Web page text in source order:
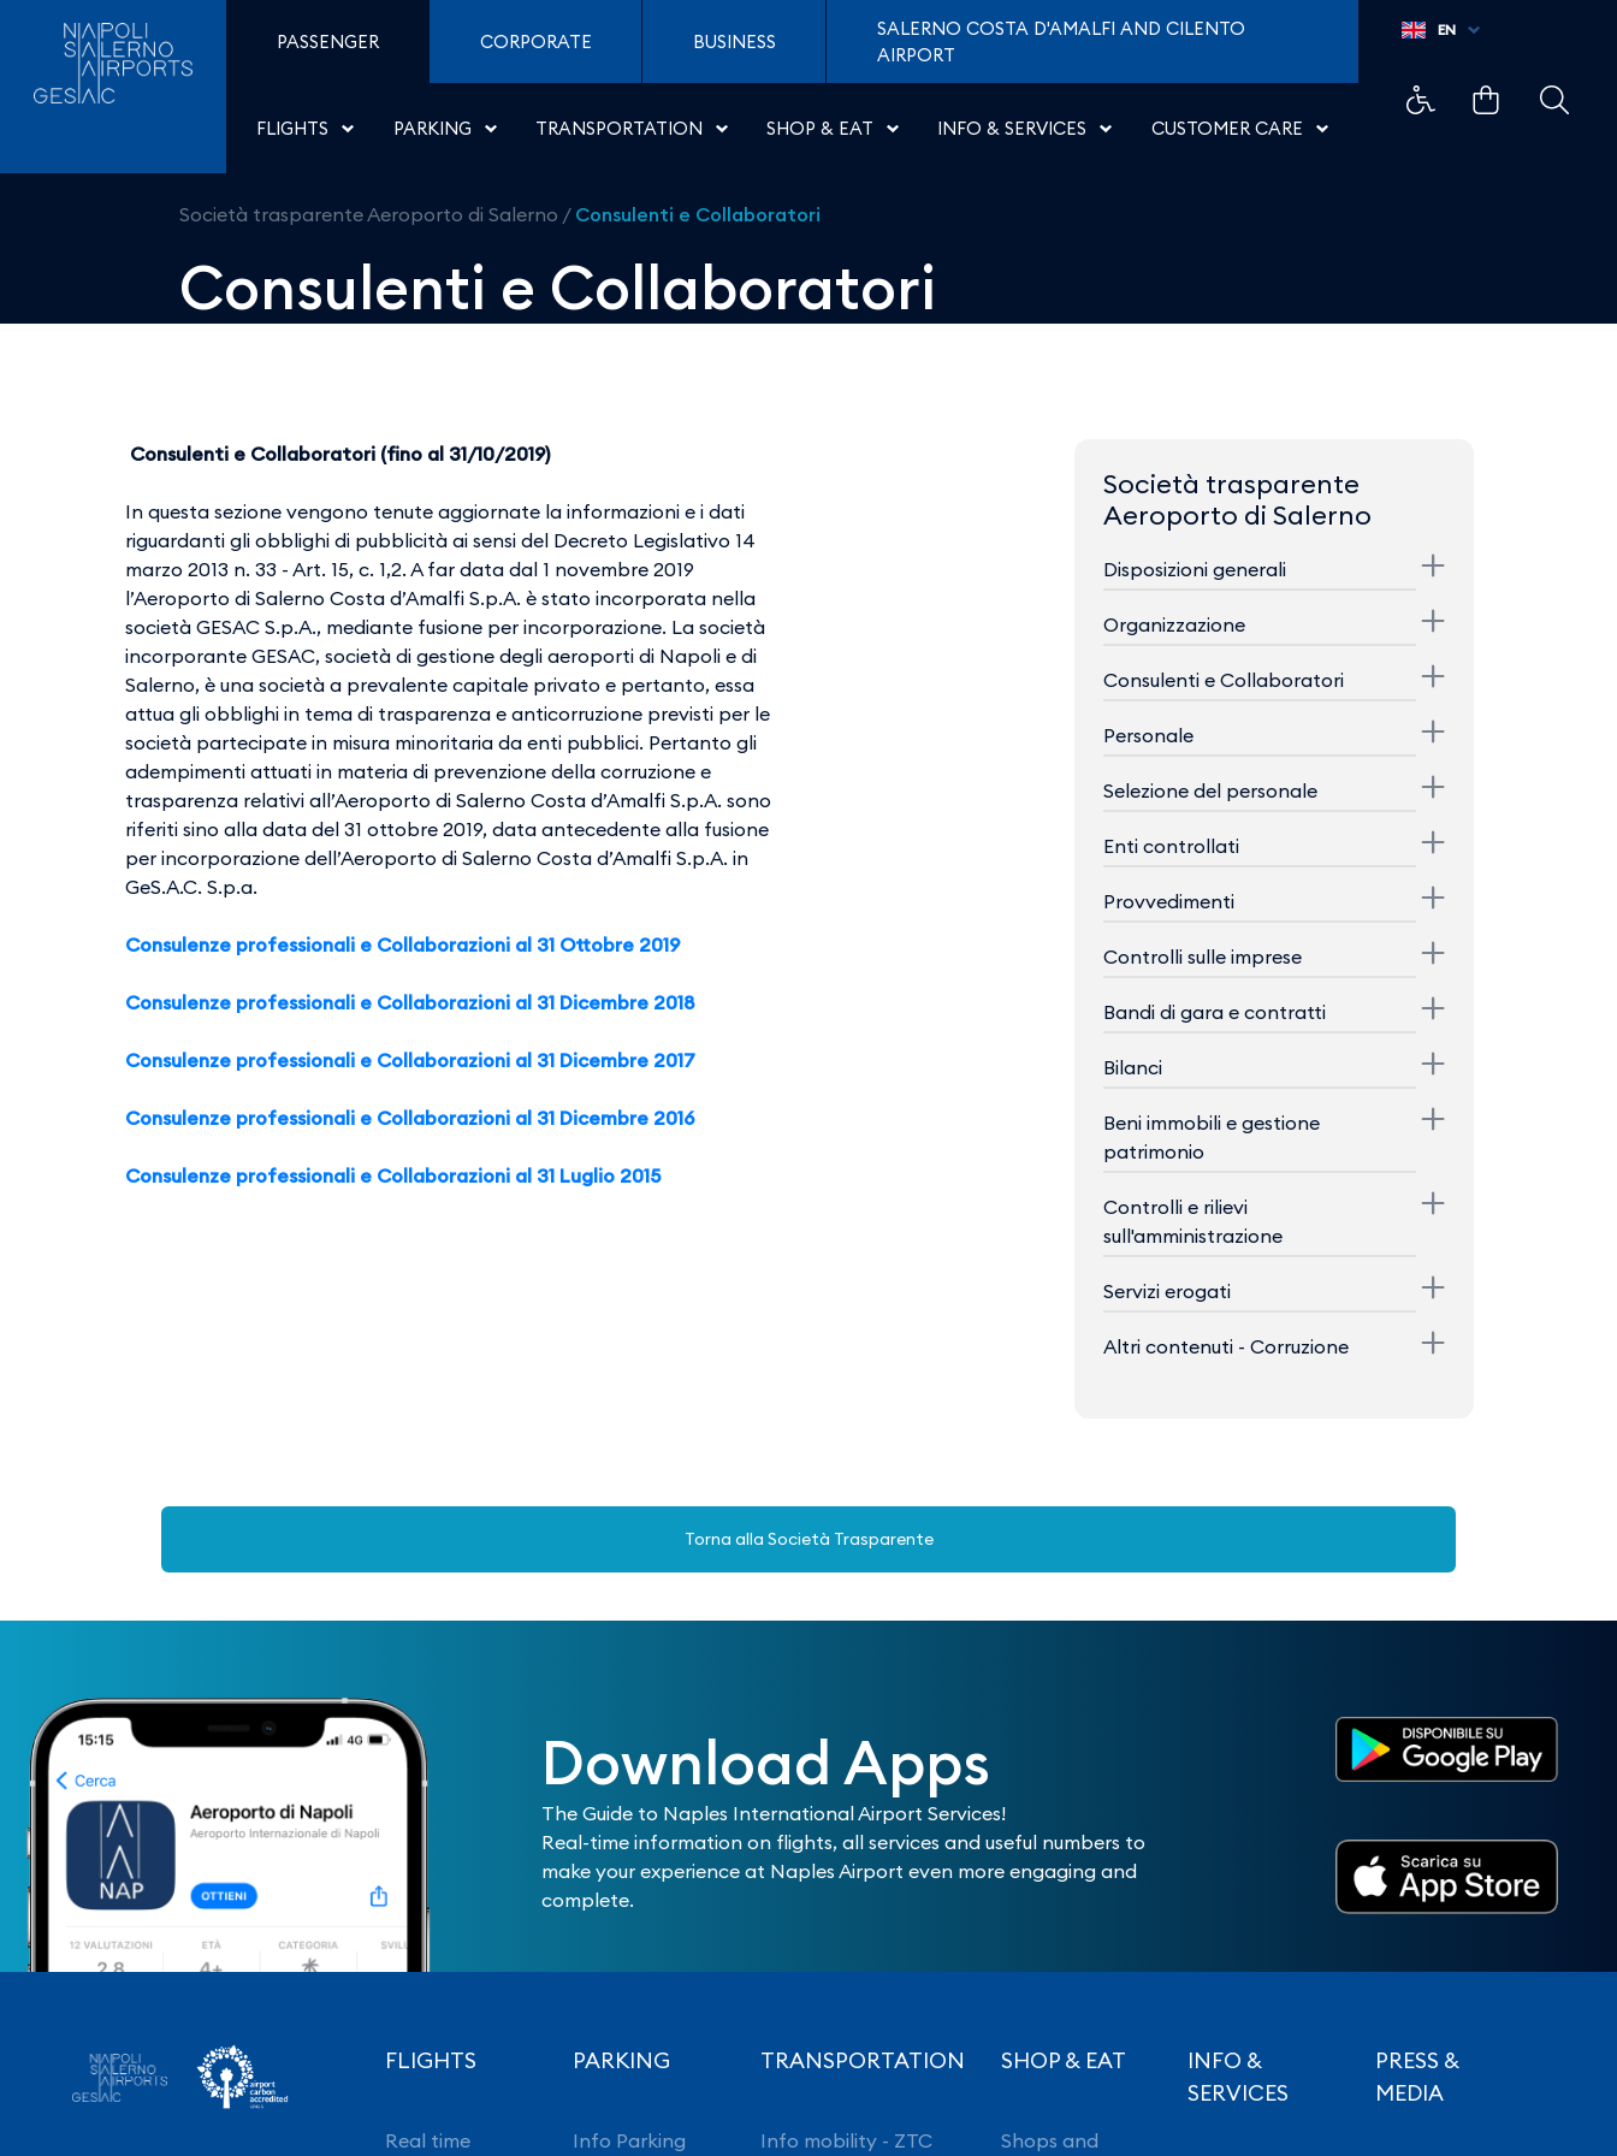
Skip to Content
Consulenti e Collaboratori - Aeroporti di Napoli
PASSENGER CORPORATE BUSINESS
SALERNO COSTA D'AMALFI AND CILENTO
AIRPORT
FLIGHTS PARKING TRANSPORTATION SHOP & EAT INFO & SERVICES CUSTOMER CARE
EN
Società trasparente Aeroporto di Salerno / Consulenti e Collaboratori
Consulenti e Collaboratori
Consulenti e Collaboratori (fino al 31/10/2019)
In questa sezione vengono tenute aggiornate la informazioni e i dati
riguardanti gli obblighi di pubblicità ai sensi del Decreto Legislativo 14
marzo 2013 n. 33 - Art. 15, c. 1,2. A far data dal 1 novembre 2019
l’Aeroporto di Salerno Costa d’Amalfi S.p.A. è stato incorporata nella
società GESAC S.p.A., mediante fusione per incorporazione. La società
incorporante GESAC, società di gestione degli aeroporti di Napoli e di
Salerno, è una società a prevalente capitale privato e pertanto, essa
attua gli obblighi in tema di trasparenza e anticorruzione previsti per le
società partecipate in misura minoritaria da enti pubblici. Pertanto gli
adempimenti attuati in materia di prevenzione della corruzione e
trasparenza relativi all’Aeroporto di Salerno Costa d’Amalfi S.p.A. sono
riferiti sino alla data del 31 ottobre 2019, data antecedente alla fusione
per incorporazione dell’Aeroporto di Salerno Costa d’Amalfi S.p.A. in
GeS.A.C. S.p.a.
Consulenze professionali e Collaborazioni al 31 Ottobre 2019
Consulenze professionali e Collaborazioni al 31 Dicembre 2018
Consulenze professionali e Collaborazioni al 31 Dicembre 2017
Consulenze professionali e Collaborazioni al 31 Dicembre 2016
Consulenze professionali e Collaborazioni al 31 Luglio 2015
Società trasparente
Aeroporto di Salerno
Disposizioni generali
Organizzazione
Consulenti e Collaboratori
Personale
Selezione del personale
Enti controllati
Provvedimenti
Controlli sulle imprese
Bandi di gara e contratti
Bilanci
Beni immobili e gestione
patrimonio
Controlli e rilievi
sull'amministrazione
Servizi erogati
Altri contenuti - Corruzione
Torna alla Società Trasparente
Download Apps
The Guide to Naples International Airport Services!
Real-time information on flights, all services and useful numbers to
make your experience at Naples Airport even more engaging and
complete.
FLIGHTS
Real time
PARKING
Info Parking
TRANSPORTATION
Info mobility - ZTC
SHOP & EAT
Shops and
INFO &
SERVICES
PRESS &
MEDIA